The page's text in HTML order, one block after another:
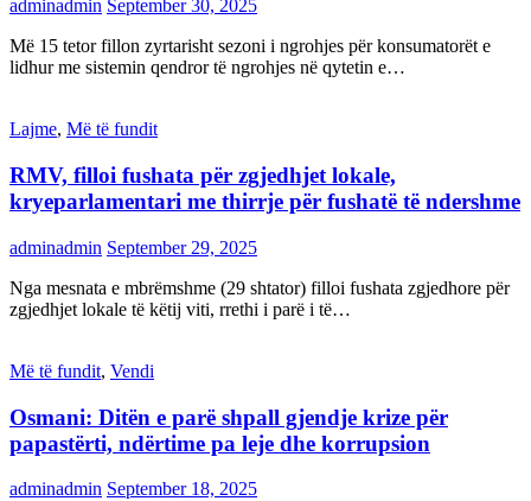
adminadmin September 30, 2025
Më 15 tetor fillon zyrtarisht sezoni i ngrohjes për konsumatorët e
lidhur me sistemin qendror të ngrohjes në qytetin e…
Lajme, Më të fundit
RMV, filloi fushata për zgjedhjet lokale,
kryeparlamentari me thirrje për fushatë të ndershme
adminadmin September 29, 2025
Nga mesnata e mbrëmshme (29 shtator) filloi fushata zgjedhore për
zgjedhjet lokale të këtij viti, rrethi i parë i të…
Më të fundit, Vendi
Osmani: Ditën e parë shpall gjendje krize për
papastërti, ndërtime pa leje dhe korrupsion
adminadmin September 18, 2025